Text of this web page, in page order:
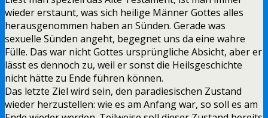
wieder erstaunt, was sich heilige Männer Gottes alles
herausgenommen haben an Sünden. Gerade was
sexuelle Sünden angeht, begegnet uns da eine wahre
Fülle. Das war nicht Gottes ursprüngliche Absicht, aber er
lässt es dennoch zu, weil er sonst die Heilsgeschichte
nicht hätte zu Ende führen können.
Das letzte Ziel wird sein, den paradiesischen Zustand
wieder herzustellen: wie es am Anfang war, so soll es am